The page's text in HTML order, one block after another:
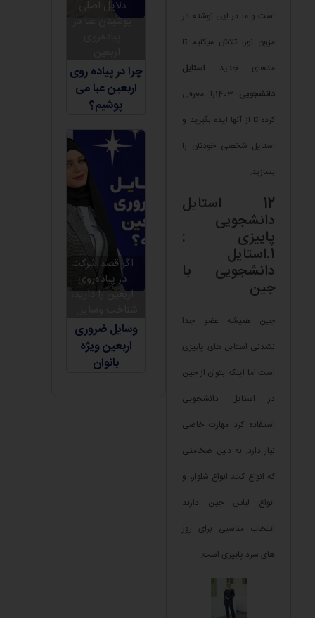
است و ما در این نوشته در
مزون نورا تلاش میکنیم تا
مدهای جدید
استایل
دانشجویی
1403را معرفی
کرده تا از آنها ایده بگیرید و
استایل شخصی خودتان را
بسازید.
12 استایل
دانشجویی
پاییزی :
1.استایل
دانشجویی با
جین
جین همیشه عضو جدا
نشدنی استایل های پاییزی
است اما اینکه بتوان از جین
در استایل دانشجویی
استفاده کرد مهارت خاصی
نیاز دارد. به دلیل ضخامتی
که انواع کت، انواع شلوار، و
انواع لباس جین دارند
انتخاب مناسبی برای روز
های سرد پاییزی است.
دلایل اصلی
پوشیدن عبا در
چرا در پیاده روی
اربعین عبا می
پوشیم؟
اگر قصد شرکت
در پیاده‌روی
اربعین را دارید،
وسایل ضروری
اربعین ویژه
بانوان